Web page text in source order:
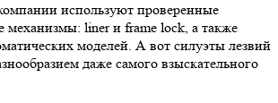
используют проверенные
механизмы: liner и frame lock, а также
моделей. А вот силуэты лезвий
даже самого взыскательного